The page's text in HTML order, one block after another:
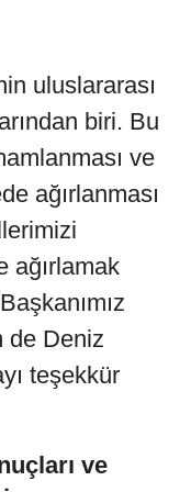
uluslararası
biri. Bu
ve
ağırlanması
ağırlamak
de Deniz
teşekkür
ve